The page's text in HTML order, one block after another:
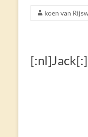
koen van
[:nl]Jack[:]